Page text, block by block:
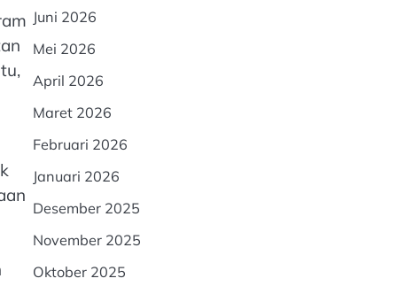
Juni 2026
Mei 2026
April 2026
Maret 2026
Februari 2026
Januari 2026
Desember 2025
November 2025
Oktober 2025